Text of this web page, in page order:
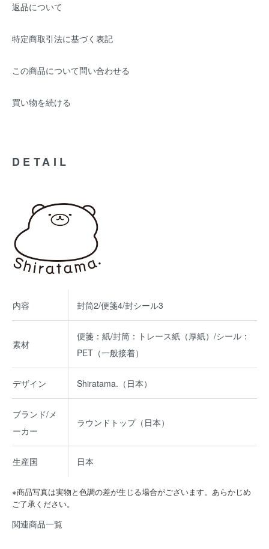
返品について
特定商取引法に基づく表記
この商品について問い合わせる
買い物を続ける
DETAIL
内容 封筒2/便箋4/封シール3
素材
便箋：紙/封筒：トレース紙（厚紙）/シール：
PET（一般接着）
デザイン Shiratama.（日本）
ブランド/メ
ーカー
ラウンドトップ（日本）
生産国 日本
※商品写真は実物と色調の差が生じる場合がございます。あらかじめ
ご了承ください。
関連商品一覧